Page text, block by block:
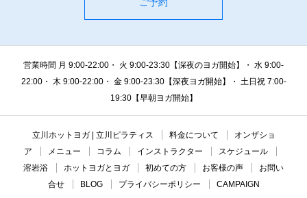
ご予約
営業時間 月 9:00-22:00・ 火 9:00-23:30【深夜のヨガ開始】・ 水 9:00-
22:00・ 木 9:00-22:00・ 金 9:00-23:30【深夜ヨガ開始】・ 土日祝 7:00-
19:30【早朝ヨガ開始】
立川ホットヨガ | 立川ピラティス 料金について
オンザショ
ア
メニュー コラム インストラクター
スケジュール
溶岩浴
ホットヨガとヨガ 初めての方 お客様の声
お問い
合せ
BLOG プライバシーポリシー CAMPAIGN